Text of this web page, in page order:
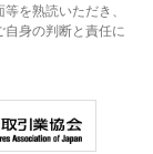
を熟読いただき、
身の判断と責任に